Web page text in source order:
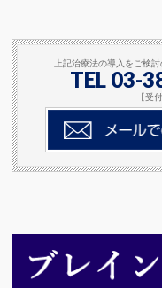
上記治療法の導入をご検
TEL 03-
【受